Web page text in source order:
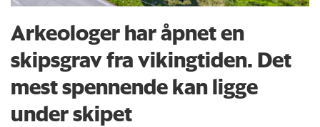
Arkeologer har åpnet en
skipsgrav fra vikingtiden. Det
mest spennende kan ligge
under skipet